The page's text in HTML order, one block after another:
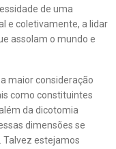
de uma
e coletivamente, a lidar
assolam o mundo e
maior consideração
como constituintes
da dicotomia
dimensões se
estejamos